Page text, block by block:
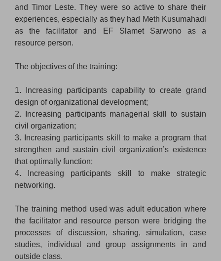
and Timor Leste. They were so active to share their
experiences, especially as they had Meth Kusumahadi
as the facilitator and EF Slamet Sarwono as a
resource person.
The objectives of the training:
1. Increasing participants capability to create grand
design of organizational development;
2. Increasing participants managerial skill to sustain
civil organization;
3. Increasing participants skill to make a program that
strengthen and sustain civil organization’s existence
that optimally function;
4. Increasing participants skill to make strategic
networking.
The training method used was adult education where
the facilitator and resource person were bridging the
processes of discussion, sharing, simulation, case
studies, individual and group assignments in and
outside class.